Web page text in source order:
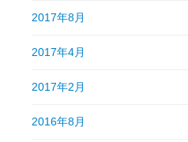
2017年8月
2017年4月
2017年2月
2016年8月